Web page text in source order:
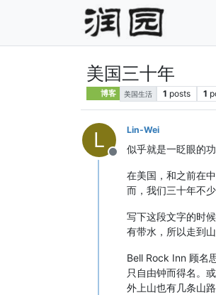
美国三十年
博客 美国生活 1 posts 1
L
Offline
Lin-Wei
似乎就是一眨眼的
在美国，和之前在
而，我们三十年不
写下这段文字的时
有带水，所以走到
Bell Rock Inn 顾名
只自由钟而得名。
外上山也有几条山